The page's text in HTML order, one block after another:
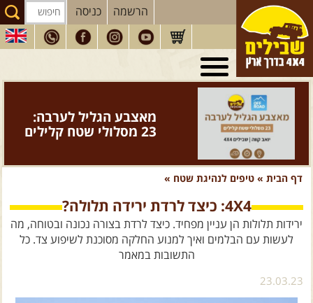
הרשמה כניסה
טיולי 4X4
בארץ
מסעות בעולם
טיוליםלרכב פנאי
הדרכותנהיגה
המדריכיםשלנו
חנותשבילים
הירשמו לניוזלטר שבילים
מאצבע הגליל לערבה:
23 מסלולי שטח קלילים
דף הבית » טיפים לנהיגת שטח »
4X4: כיצד לרדת ירידה תלולה?
ירידות תלולות הן עניין מפחיד. כיצד לרדת בצורה נכונה ובטוחה, מה
לעשות עם הבלמים ואיך למנוע החלקה מסוכנת לשיפוע צד. כל
התשובות במאמר
23.03.23